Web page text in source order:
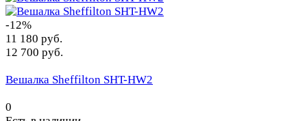
-12%
11 180 руб.
12 700 руб.
Вешалка Sheffilton SHT-HW2
0